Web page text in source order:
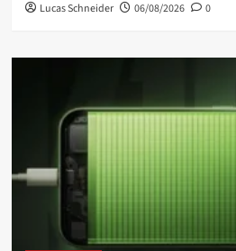
Lucas Schneider 06/08/2026 0